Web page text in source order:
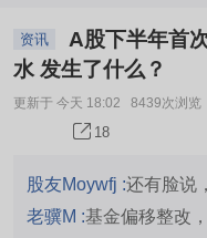
资讯
水 发生了什么？
更新于 今天 18:02 8439次浏览
18
股友Moywfj :还有脸说
老骥M :基金偏移整改